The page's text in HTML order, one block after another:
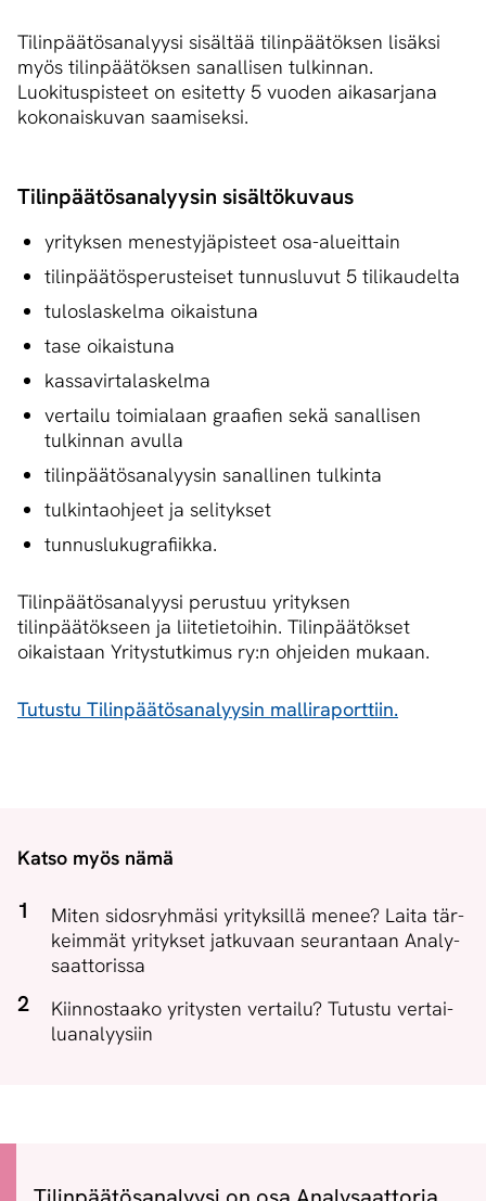
Tilinpäätösanalyysi sisältää tilinpäätöksen lisäksi
myös tilinpäätöksen sanallisen tulkinnan.
Luokituspisteet on esitetty 5 vuoden aikasarjana
kokonaiskuvan saamiseksi.
Ti­lin­pää­tö­sa­na­lyy­sin sisältökuvaus
yrityksen menestyjäpisteet osa-alueittain
tilinpäätösperusteiset tunnusluvut 5 tilikaudelta
tuloslaskelma oikaistuna
tase oikaistuna
kassavirtalaskelma
vertailu toimialaan graafien sekä sanallisen
tulkinnan avulla
tilinpäätösanalyysin sanallinen tulkinta
tulkintaohjeet ja selitykset
tunnuslukugrafiikka.
Tilinpäätösanalyysi perustuu yrityksen
tilinpäätökseen ja liitetietoihin. Tilinpäätökset
oikaistaan Yritystutkimus ry:n ohjeiden mukaan.
Tutustu Tilinpäätösanalyysin malliraporttiin.
Katso myös nämä
Mi­ten si­dos­ryh­mä­si yri­tyk­sil­lä me­nee? Lai­ta tär­
keim­mät yri­tyk­set jat­ku­vaan seu­ran­taan Ana­ly­
saat­to­ris­sa
Kiin­nos­taa­ko yri­tys­ten ver­tai­lu? Tu­tus­tu ver­tai­
lua­na­lyy­siin